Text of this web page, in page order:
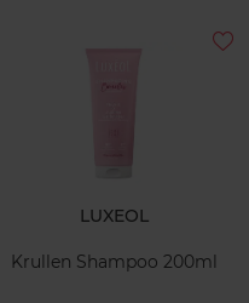
LUXEOL
Krullen Shampoo 200ml